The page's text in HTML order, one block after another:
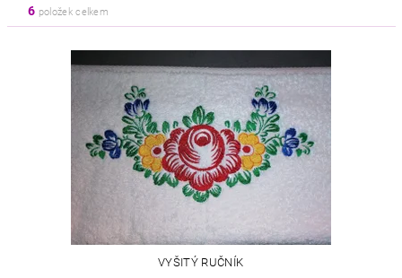
6 položek celkem
VYŠITÝ RUČNÍK